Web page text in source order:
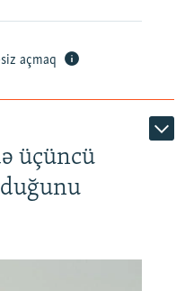
açmaq
üçüncü